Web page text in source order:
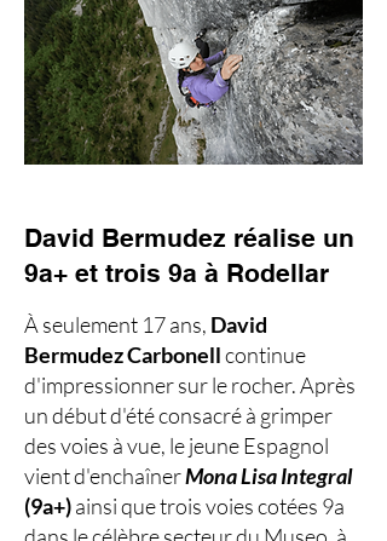
David Bermudez réalise un
9a+ et trois 9a à Rodellar
À seulement 17 ans, David
Bermudez Carbonellcontinue
d'impressionner sur le rocher. Après
un début d'été consacré à grimper
des voies à vue, le jeune Espagnol
vient d'enchaînerMona Lisa Integral
(9a+)ainsi que trois voies cotées 9a